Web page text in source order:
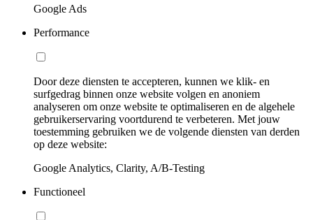
Google Ads
Performance
Door deze diensten te accepteren, kunnen we klik- en
surfgedrag binnen onze website volgen en anoniem
analyseren om onze website te optimaliseren en de algehele
gebruikerservaring voortdurend te verbeteren. Met jouw
toestemming gebruiken we de volgende diensten van derden
op deze website:
Google Analytics, Clarity, A/B-Testing
Functioneel